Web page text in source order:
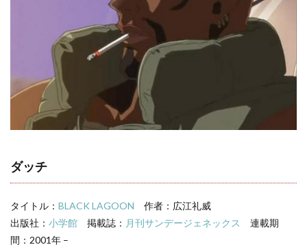
BLACK
LAGOON
キャラ一
ダッチ
タイトル： BLACK LAGOON 作者：広江礼威
出版社： 小学館 掲載誌： 月刊サンデージェネックス
連載期
間：2001年 –